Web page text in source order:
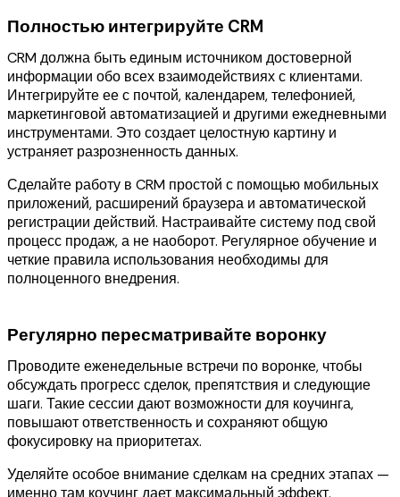
Полностью интегрируйте CRM
CRM должна быть единым источником достоверной
информации обо всех взаимодействиях с клиентами.
Интегрируйте ее с почтой, календарем, телефонией,
маркетинговой автоматизацией и другими ежедневными
инструментами. Это создает целостную картину и
устраняет разрозненность данных.
Сделайте работу в CRM простой с помощью мобильных
приложений, расширений браузера и автоматической
регистрации действий. Настраивайте систему под свой
процесс продаж, а не наоборот. Регулярное обучение и
четкие правила использования необходимы для
полноценного внедрения.
Регулярно пересматривайте воронку
Проводите еженедельные встречи по воронке, чтобы
обсуждать прогресс сделок, препятствия и следующие
шаги. Такие сессии дают возможности для коучинга,
повышают ответственность и сохраняют общую
фокусировку на приоритетах.
Уделяйте особое внимание сделкам на средних этапах —
именно там коучинг дает максимальный эффект.